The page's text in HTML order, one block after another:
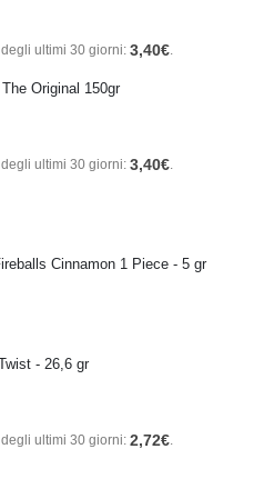
ultimi 30 giorni: 3,40€
Original 150gr
ultimi 30 giorni: 3,40€.
Cinnamon 1 Piece - 5 gr
- 26,6 gr
ultimi 30 giorni: 2,72€.